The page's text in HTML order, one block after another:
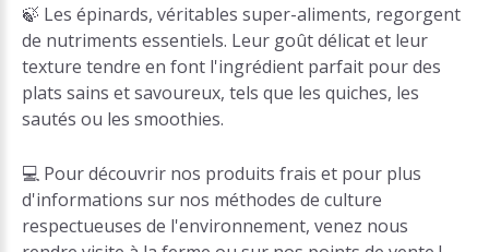
🍃 Les épinards, véritables super-aliments, regorgent
de nutriments essentiels. Leur goût délicat et leur
texture tendre en font l'ingrédient parfait pour des
plats sains et savoureux, tels que les quiches, les
sautés ou les smoothies.
💻 Pour découvrir nos produits frais et pour plus
d'informations sur nos méthodes de culture
respectueuses de l'environnement, venez nous